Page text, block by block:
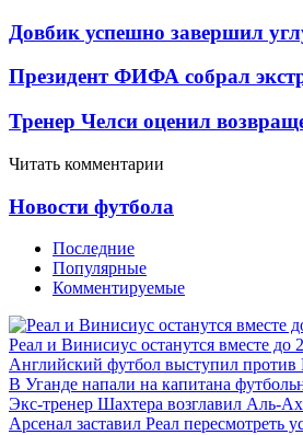
Довбик успешно завершил
Президент ФИФА собрал
Тренер Челси оценил
Читать комментарии
Новости футбола
Последние
Популярные
Комментируемые
Реал и Винисиус останутся вместе до
Английский футбол выступил
В Уганде напали на капитана
Экс-тренер Шахтера возглавил Аль-
Арсенал заставил Реал пересмотреть